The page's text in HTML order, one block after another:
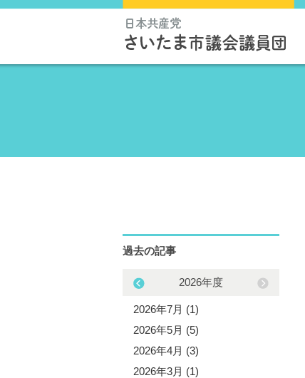
過去の記事
2026年度
2026年7月 (1)
2026年5月 (5)
2026年4月 (3)
2026年3月 (1)